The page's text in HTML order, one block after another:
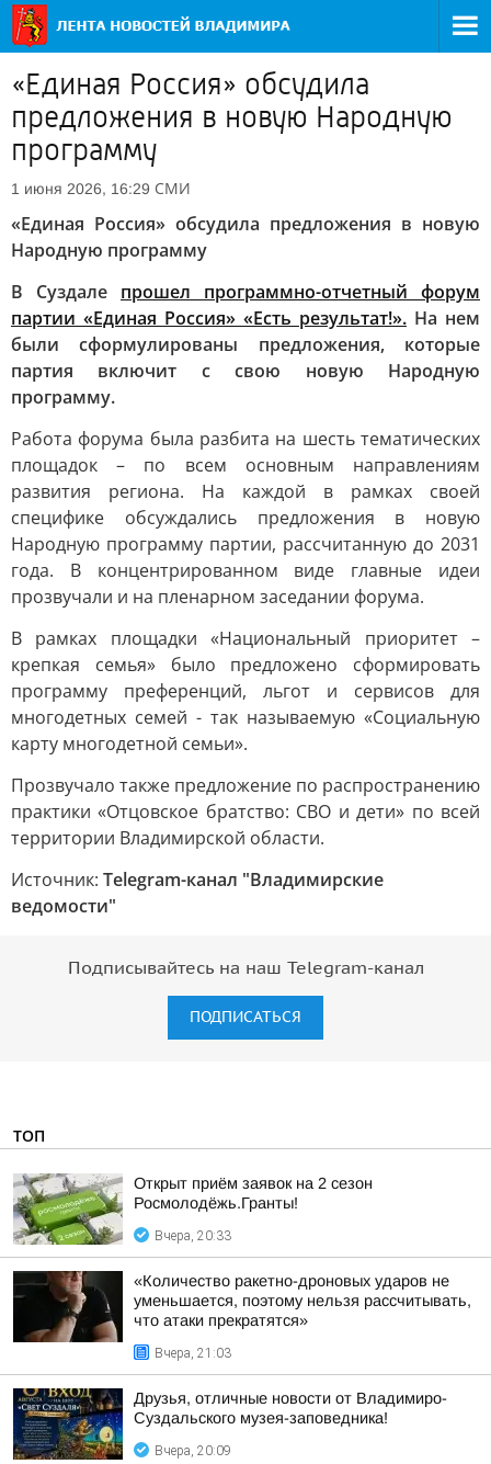
«Единая Россия» обсудила
предложения в новую Народную
программу
1 июня 2026, 16:29 СМИ
«Единая Россия» обсудила предложения в новую
Народную программу
В Суздале прошел программно-отчетный форум
партии «Единая Россия» «Есть результат!». На нем
были сформулированы предложения, которые
партия включит с свою новую Народную
программу.
Работа форума была разбита на шесть тематических
площадок – по всем основным направлениям
развития региона. На каждой в рамках своей
специфике обсуждались предложения в новую
Народную программу партии, рассчитанную до 2031
года. В концентрированном виде главные идеи
прозвучали и на пленарном заседании форума.
В рамках площадки «Национальный приоритет –
крепкая семья» было предложено сформировать
программу преференций, льгот и сервисов для
многодетных семей - так называемую «Социальную
карту многодетной семьи».
Прозвучало также предложение по распространению
практики «Отцовское братство: СВО и дети» по всей
территории Владимирской области.
Источник: Telegram-канал "Владимирские
ведомости"
Подписывайтесь на наш Telegram-канал
ПОДПИСАТЬСЯ
ТОП
Открыт приём заявок на 2 сезон
Росмолодёжь.Гранты!
Вчера, 20:33
«Количество ракетно-дроновых ударов не
уменьшается, поэтому нельзя рассчитывать,
что атаки прекратятся»
Вчера, 21:03
Друзья, отличные новости от Владимиро-
Суздальского музея-заповедника!
Вчера, 20:09